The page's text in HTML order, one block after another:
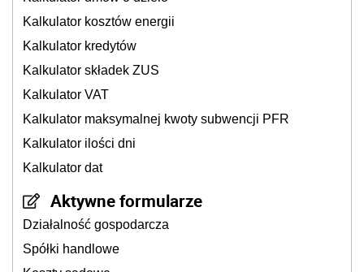
Kalkulator kosztów energii
Kalkulator kredytów
Kalkulator składek ZUS
Kalkulator VAT
Kalkulator maksymalnej kwoty subwencji PFR
Kalkulator ilości dni
Kalkulator dat
Aktywne formularze
Działalność gospodarcza
Spółki handlowe